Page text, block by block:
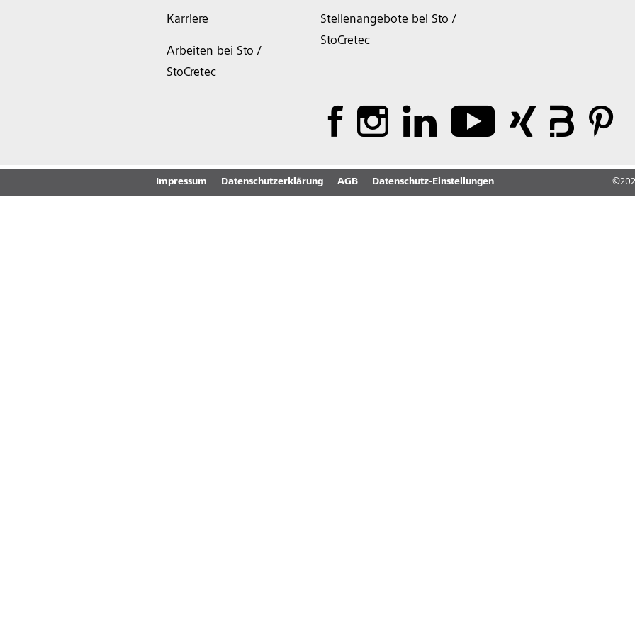
Karriere
Arbeiten bei Sto /
StoCretec
Stellenangebote bei Sto /
StoCretec
Impressum Datenschutzerklärung AGB Datenschutz-Einstellungen ©